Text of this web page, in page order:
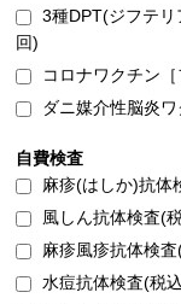
3種DPT(ジフテ
回)
コロナワクチン
ダニ媒介性脳炎
自費検査
麻疹(はしか)抗体
風しん抗体検査(
麻疹風疹抗体検
水痘抗体検査(税